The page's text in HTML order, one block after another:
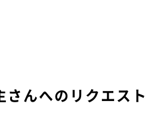
さんへのリクエスト